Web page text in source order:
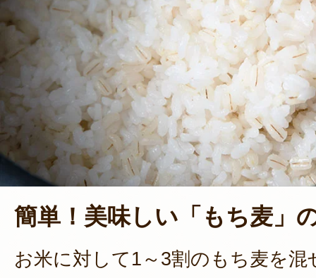
簡単！美味しい「もち麦」
お米に対して1～3割のもち麦を混